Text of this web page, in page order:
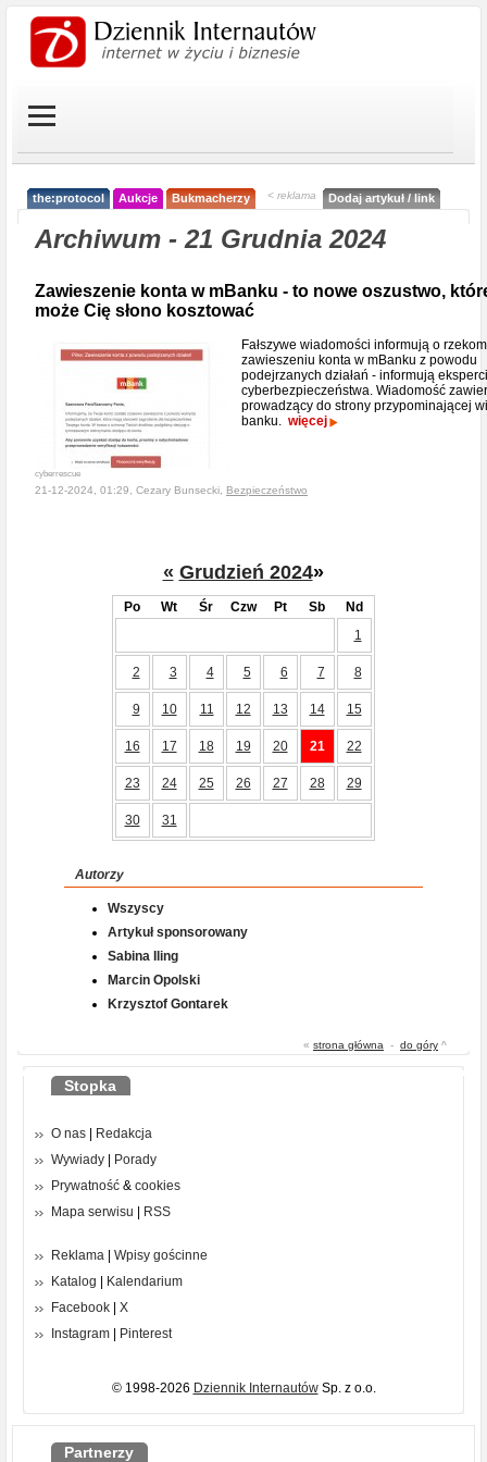
the:protocol Aukcje Bukmacherzy < reklama Dodaj artykuł / link
Archiwum - 21 Grudnia 2024
Zawieszenie konta w mBanku - to nowe oszustwo,
może Cię słono kosztować
cyberrescue
Fałszywe wiadomości informują o
zawieszeniu konta w mBanku z powodu
podejrzanych działań - informują
cyberbezpieczeństwa. Wiadomość
prowadzący do strony przypominającej
banku. więcej
21-12-2024, 01:29, Cezary Bunsecki, Bezpieczeństwo
« Grudzień 2024»
Po Wt Śr Czw Pt Sb
Nd
1
2 3 4 5 6 7 8
9 10 11 12 13 14 15
16 17 18 19 20 21 22
23 24 25 26 27 28 29
30 31
Autorzy
Wszyscy
Artykuł sponsorowany
Sabina Iling
Marcin Opolski
Krzysztof Gontarek
« strona główna - do góry ^
Stopka
O nas
Redakcja
Wywiady
Porady
Prywatność & cookies
Mapa serwisu
RSS
Reklama
Wpisy gościnne
Katalog
Kalendarium
Facebook
X
Instagram
Pinterest
© 1998-2026 Dziennik InternautówSp. z o.o.
Partnerzy